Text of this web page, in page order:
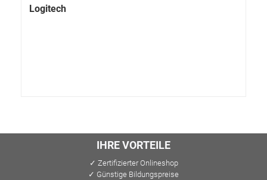
Logitech
IHRE VORTEILE
✓ Zertifizierter Onlineshop
✓ Günstige Bildungspreise